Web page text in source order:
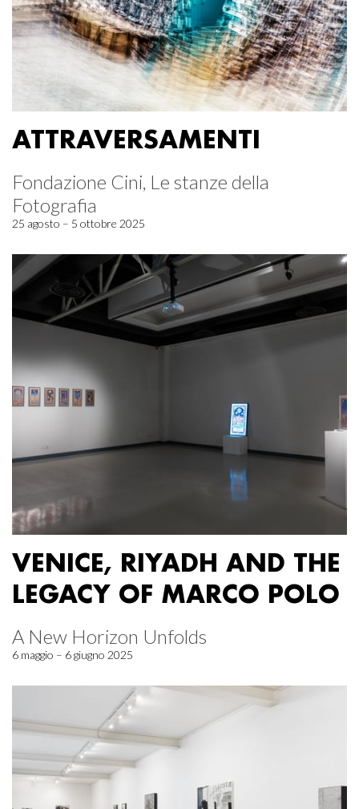
ATTRAVERSAMENTI
Fondazione Cini, Le stanze della
Fotografia
25 agosto – 5 ottobre 2025
VENICE, RIYADH AND THE
LEGACY OF MARCO POLO
A New Horizon Unfolds
6 maggio – 6 giugno 2025